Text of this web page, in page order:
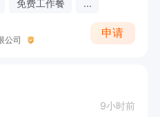
免费工作餐 ...
公司
申请
9小时前